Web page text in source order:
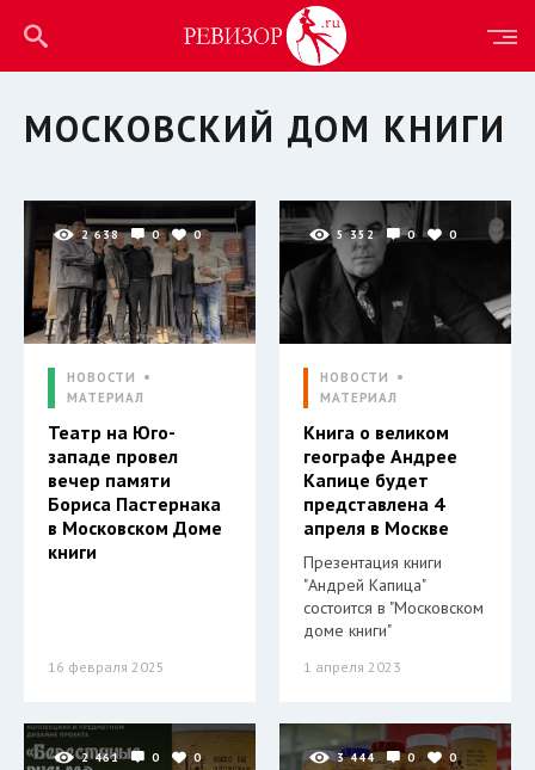
МОСКОВСКИЙ ДОМ КНИГИ
2 638 0 0
НОВОСТИ
МАТЕРИАЛ
Театр на Юго-
западе провел
вечер памяти
Бориса Пастернака
в Московском Доме
книги
16 февраля 2025
5 352 0 0
НОВОСТИ
МАТЕРИАЛ
Книга о великом
географе Андрее
Капице будет
представлена 4
апреля в Москве
Презентация книги
"Андрей Капица"
состоится в "Московском
доме книги"
1 апреля 2023
2 461 0 0 3 444 0 0